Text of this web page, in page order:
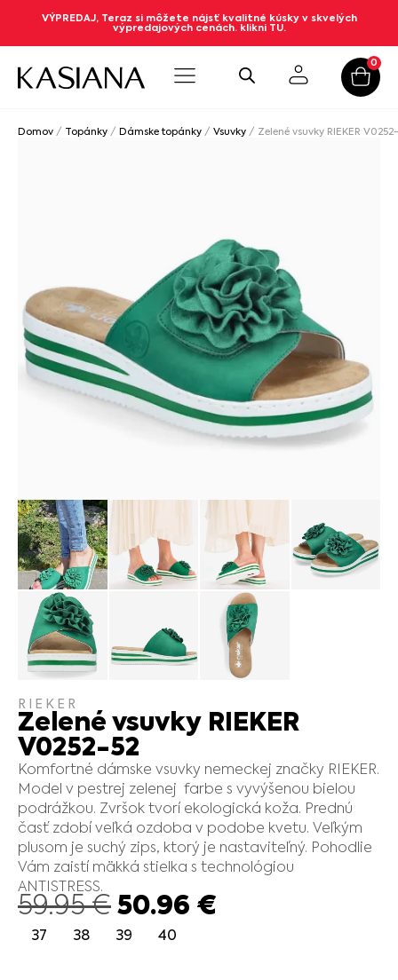
VÝPREDAJ, Teraz si môžete nájsť kvalitné kúsky v skvelých
výpredajových cenách. klikni TU.
0
Domov / Topánky / Dámske topánky / Vsuvky / Zelené vsuvky RIEKER
RIEKER
Zelené vsuvky RIEKER
V0252-52
Komfortné dámske vsuvky nemeckej značky RIEKER.
Model v pestrej zelenej farbe s vyvýšenou bielou
podrážkou. Zvršok tvorí ekologická koža. Prednú
časť zdobí veľká ozdoba v podobe kvetu. Veľkým
plusom je suchý zips, ktorý je nastaviteľný. Pohodlie
Vám zaistí mäkká stielka s technológiou
ANTISTRESS.
59.95€50.96 €
37 38 39 40